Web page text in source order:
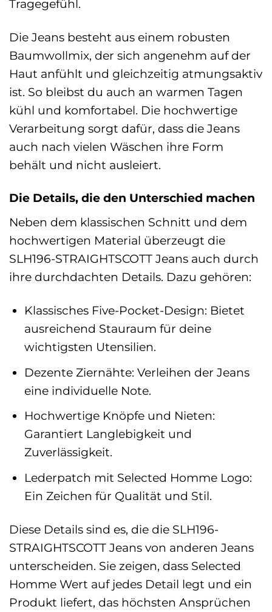
Tragegefühl.
Die Jeans besteht aus einem robusten
Baumwollmix, der sich angenehm auf der
Haut anfühlt und gleichzeitig atmungsaktiv
ist. So bleibst du auch an warmen Tagen
kühl und komfortabel. Die hochwertige
Verarbeitung sorgt dafür, dass die Jeans
auch nach vielen Wäschen ihre Form
behält und nicht ausleiert.
Die Details, die den Unterschied machen
Neben dem klassischen Schnitt und dem
hochwertigen Material überzeugt die
SLH196-STRAIGHTSCOTT Jeans auch durch
ihre durchdachten Details. Dazu gehören:
Klassisches Five-Pocket-Design: Bietet
ausreichend Stauraum für deine
wichtigsten Utensilien.
Dezente Ziernähte: Verleihen der Jeans
eine individuelle Note.
Hochwertige Knöpfe und Nieten:
Garantiert Langlebigkeit und
Zuverlässigkeit.
Lederpatch mit Selected Homme Logo:
Ein Zeichen für Qualität und Stil.
Diese Details sind es, die die SLH196-
STRAIGHTSCOTT Jeans von anderen Jeans
unterscheiden. Sie zeigen, dass Selected
Homme Wert auf jedes Detail legt und ein
Produkt liefert, das höchsten Ansprüchen